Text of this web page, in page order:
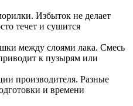
Избыток не делает
течет и сушится
между слоями лака. Смесь
к пузырям или
производителя. Разные
и времени